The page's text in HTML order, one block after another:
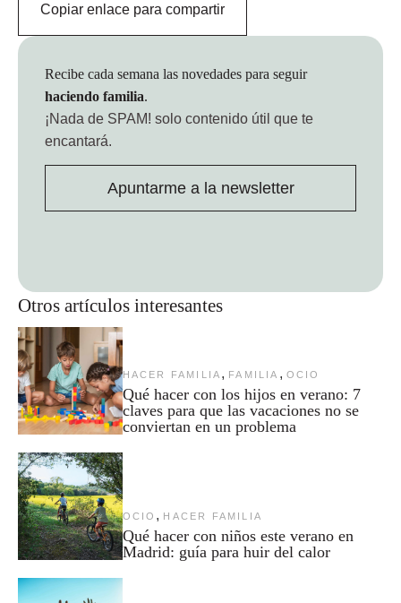
Copiar enlace para compartir
Otros artículos interesantes
HACER FAMILIA , FAMILIA , OCIO
Qué hacer con los hijos en verano: 7
claves para que las vacaciones no se
conviertan en un problema
OCIO , HACER FAMILIA
Qué hacer con niños este verano en
Madrid: guía para huir del calor
Recibe cada semana las novedades para seguir
haciendo familia.
¡Nada de SPAM! solo contenido útil que te
encantará.
Apuntarme a la newsletter